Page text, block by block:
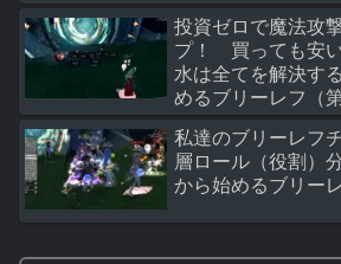
投資ゼロで魔法攻
プ！ 買っても安
水は全てを解決
めるブリーレフ（第
私達のブリーレフ
層ロール（役割）
から始めるブリー